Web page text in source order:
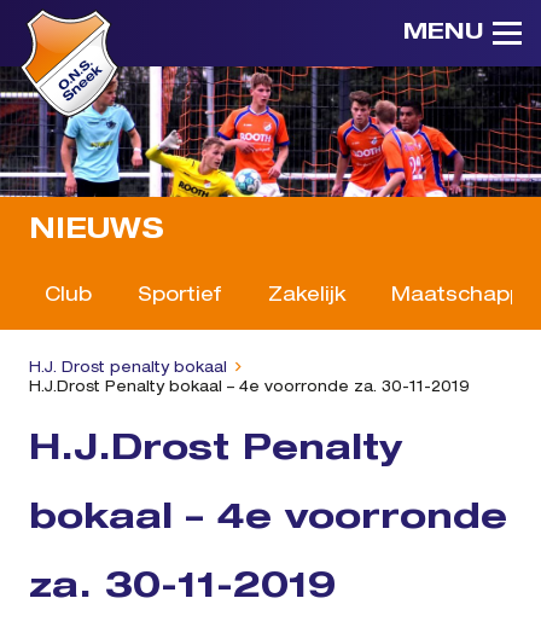
MENU
NIEUWS
Club Sportief Zakelijk
H.J. Drost penalty bokaal
H.J.Drost Penalty bokaal – 4e voorronde za. 30-11-2019
H.J.Drost Penalty
bokaal – 4e voorronde
za. 30-11-2019